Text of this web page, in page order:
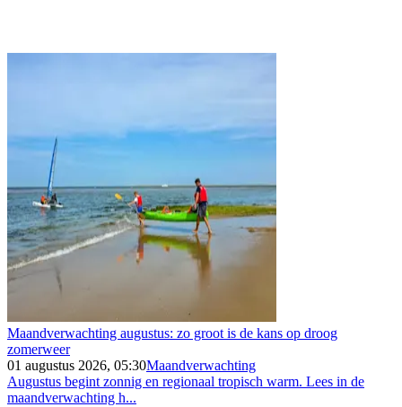
Maandverwachting augustus: zo groot is de kans op droog
zomerweer
01 augustus 2026, 05:30Maandverwachting
Augustus begint zonnig en regionaal tropisch warm. Lees in de
maandverwachting h...